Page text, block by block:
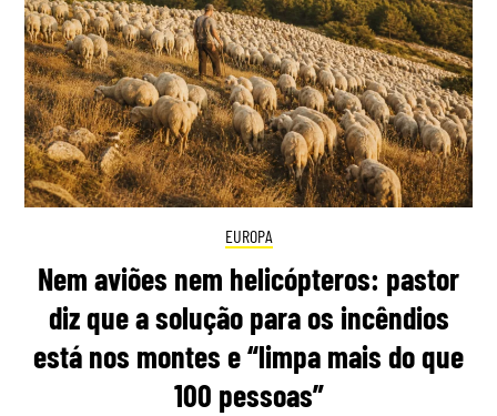
EUROPA
Nem aviões nem helicópteros: pastor
diz que a solução para os incêndios
está nos montes e “limpa mais do que
100 pessoas”